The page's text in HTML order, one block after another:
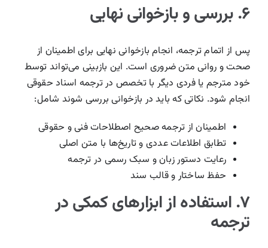
۶. بررسی و بازخوانی نهایی
پس از اتمام ترجمه، انجام بازخوانی نهایی برای اطمینان از
صحت و روانی متن ضروری است. این بازبینی می‌تواند توسط
خود مترجم یا فردی دیگر با تخصص در ترجمه اسناد حقوقی
انجام شود. نکاتی که باید در بازخوانی بررسی شوند شامل:
اطمینان از ترجمه صحیح اصطلاحات فنی و حقوقی
تطابق اطلاعات عددی و تاریخ‌ها با متن اصلی
رعایت دستور زبان و سبک رسمی در ترجمه
حفظ ساختار و قالب سند
۷. استفاده از ابزارهای کمکی در
ترجمه